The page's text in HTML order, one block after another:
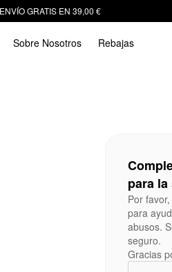
ENVÍO GRATIS EN 39,00 €
Sobre Nosotros Rebajas
para
Por
para
abusos.
seguro.
Gracias